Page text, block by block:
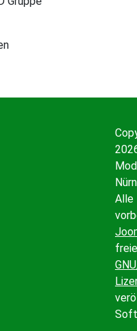
Alle